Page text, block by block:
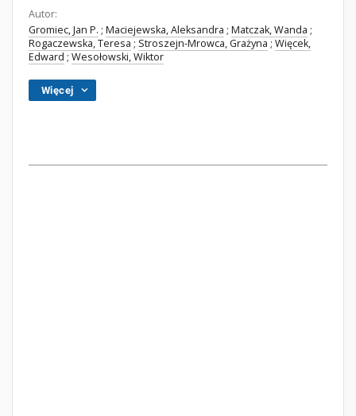
Autor:
Gromiec, Jan P. ; Maciejewska, Aleksandra ; Matczak, Wanda ;
Rogaczewska, Teresa ; Stroszejn-Mrowca, Grażyna ; Więcek,
Edward ; Wesołowski, Wiktor
Więcej